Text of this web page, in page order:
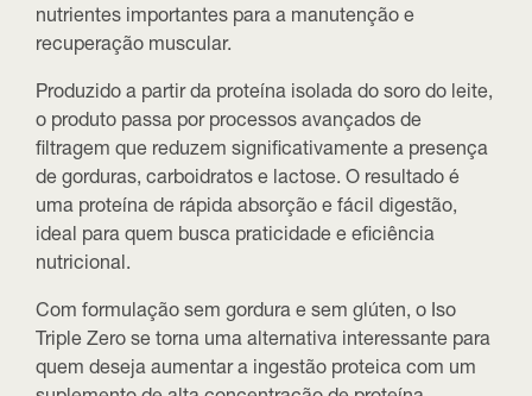
nutrientes importantes para a manutenção e
recuperação muscular.
Produzido a partir da proteína isolada do soro do leite,
o produto passa por processos avançados de
filtragem que reduzem significativamente a presença
de gorduras, carboidratos e lactose. O resultado é
uma proteína de rápida absorção e fácil digestão,
ideal para quem busca praticidade e eficiência
nutricional.
Com formulação sem gordura e sem glúten, o Iso
Triple Zero se torna uma alternativa interessante para
quem deseja aumentar a ingestão proteica com um